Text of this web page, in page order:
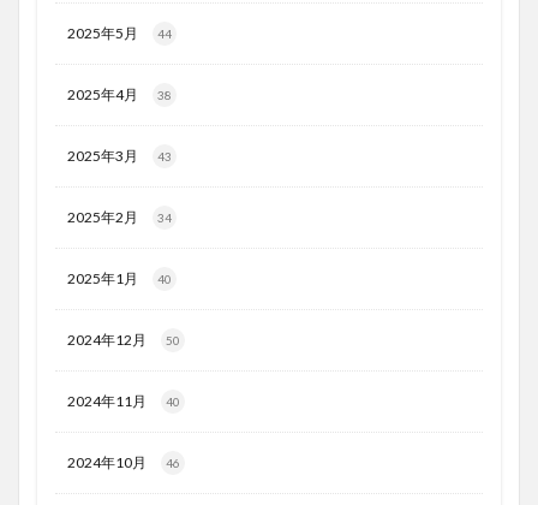
2025年5月 44
2025年4月 38
2025年3月 43
2025年2月 34
2025年1月 40
2024年12月 50
2024年11月 40
2024年10月 46